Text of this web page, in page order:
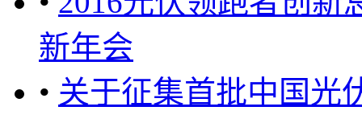
新年会
• 关于征集首批中国光